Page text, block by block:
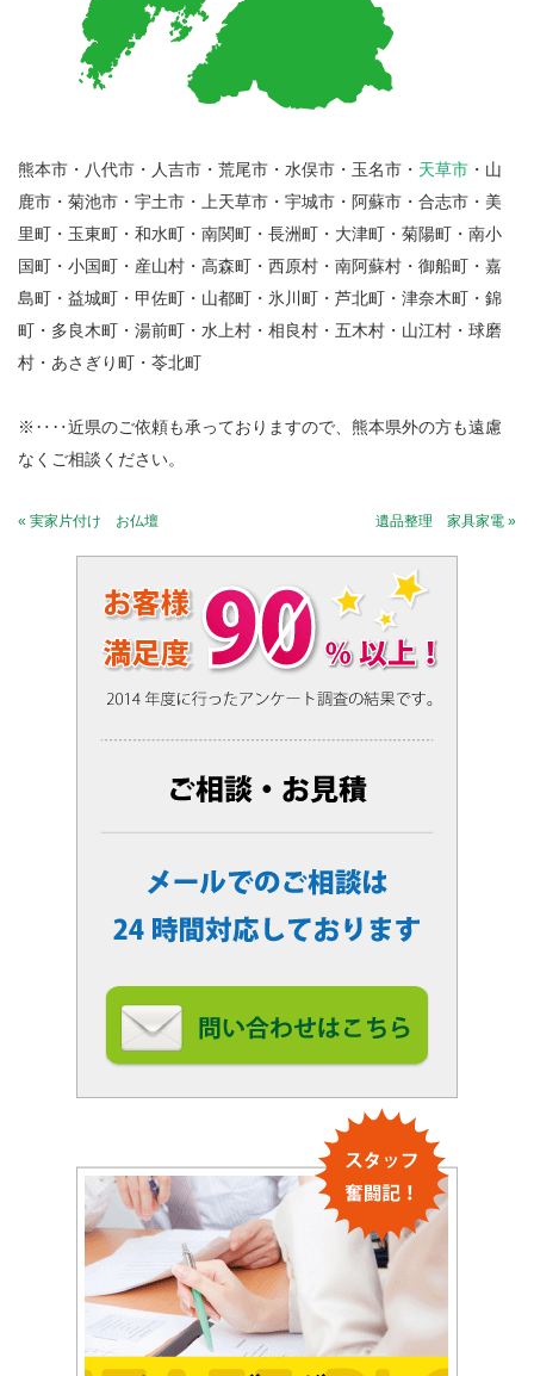
熊本市・八代市・人吉市・荒尾市・水俣市・玉名市・ 天草市 ・山
鹿市・菊池市・宇土市・上天草市・宇城市・阿蘇市・合志市・美
里町・玉東町・和水町・南関町・長洲町・大津町・菊陽町・南小
国町・小国町・産山村・高森町・西原村・南阿蘇村・御船町・嘉
島町・益城町・甲佐町・山都町・氷川町・芦北町・津奈木町・錦
町・多良木町・湯前町・水上村・相良村・五木村・山江村・球磨
村・あさぎり町・苓北町
※‥‥近県のご依頼も承っておりますので、熊本県外の方も遠慮
なくご相談ください。
« 実家片付け お仏壇 遺品整理 家具家電 »